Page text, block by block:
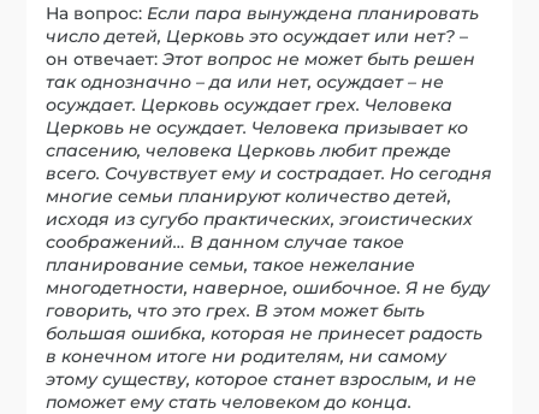
На вопрос: Если пара вынуждена планировать
число детей, Церковь это осуждает или нет? –
он отвечает:Этот вопрос не может быть решен
так однозначно – да или нет, осуждает – не
осуждает. Церковь осуждает грех. Человека
Церковь не осуждает. Человека призывает ко
спасению, человека Церковь любит прежде
всего. Сочувствует ему и сострадает. Но сегодня
многие семьи планируют количество детей,
исходя из сугубо практических, эгоистических
соображений… В данном случае такое
планирование семьи, такое нежелание
многодетности, наверное, ошибочное. Я не буду
говорить, что это грех. В этом может быть
большая ошибка, которая не принесет радость
в конечном итоге ни родителям, ни самому
этому существу, которое станет взрослым, и не
поможет ему стать человеком до конца.